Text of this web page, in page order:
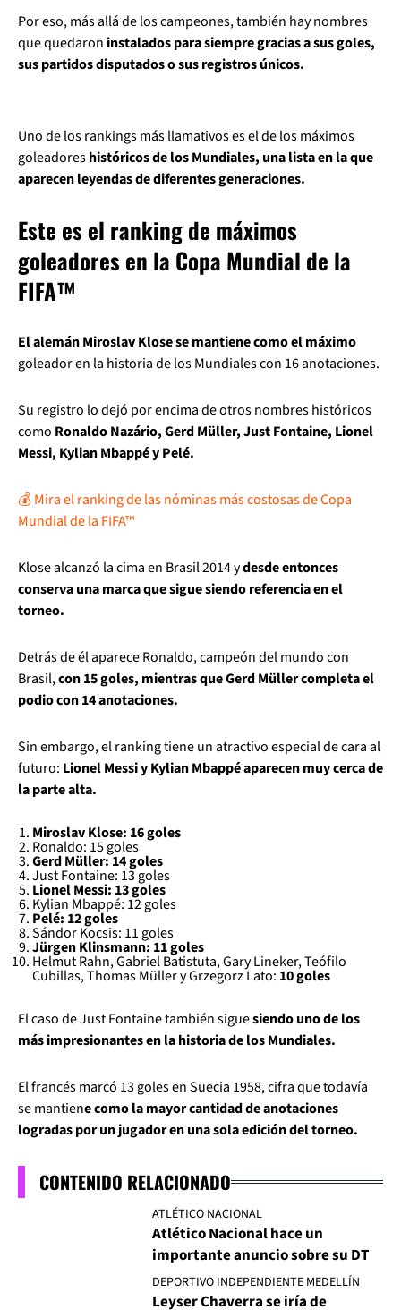
Por eso, más allá de los campeones, también hay nombres
que quedaron instalados para siempre gracias a sus goles,
sus partidos disputados o sus registros únicos.
Uno de los rankings más llamativos es el de los máximos
goleadoreshistóricos de los Mundiales, una lista en la que
aparecen leyendas de diferentes generaciones.
Este es el ranking de máximos
goleadores en la Copa Mundial de la
FIFA™
El alemán Miroslav Klose se mantiene como el máximo
goleador en la historia de los Mundiales con 16 anotaciones.
Su registro lo dejó por encima de otros nombres históricos
como Ronaldo Nazário, Gerd Müller, Just Fontaine, Lionel
Messi, Kylian Mbappé y Pelé.
💰 Mira el ranking de las nóminas más costosas de Copa
Mundial de la FIFA™
Klose alcanzó la cima en Brasil 2014 ydesde entonces
conserva una marca que sigue siendo referencia en el
torneo.
Detrás de él aparece Ronaldo, campeón del mundo con
Brasil,con 15 goles, mientras que Gerd Müller completa el
podio con 14 anotaciones.
Sin embargo, el ranking tiene un atractivo especial de cara al
futuro: Lionel Messi y Kylian Mbappé aparecen muy cerca de
la parte alta.
Miroslav Klose: 16 goles
Ronaldo: 15 goles
Gerd Müller: 14 goles
Just Fontaine: 13 goles
Lionel Messi: 13 goles
Kylian Mbappé: 12 goles
Pelé: 12 goles
Sándor Kocsis: 11 goles
Jürgen Klinsmann: 11 goles
Helmut Rahn, Gabriel Batistuta, Gary Lineker, Teófilo
Cubillas, Thomas Müller y Grzegorz Lato: 10 goles
El caso de Just Fontaine también siguesiendo uno de los
más impresionantes en la historia de los Mundiales.
El francés marcó 13 goles en Suecia 1958, cifra que todavía
se mantiene como la mayor cantidad de anotaciones
logradas por un jugador en una sola edición del torneo.
CONTENIDO RELACIONADO
ATLÉTICO NACIONAL
Atlético Nacional hace un
importante anuncio sobre su DT
DEPORTIVO INDEPENDIENTE MEDELLÍN
Leyser Chaverra se iría de